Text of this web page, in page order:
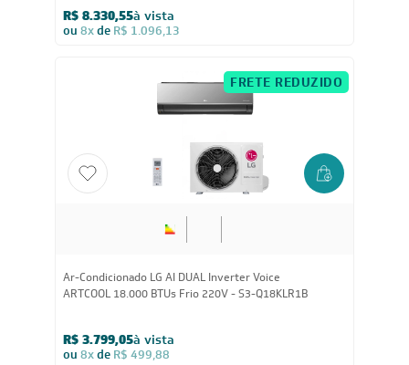
R$ 8.330,55à vista
ou 8xde R$ 1.096,13
FRETE REDUZIDO
Ar-Condicionado LG AI DUAL Inverter Voice
ARTCOOL 18.000 BTUs Frio 220V - S3-Q18KLR1B
R$ 3.799,05à vista
ou 8xde R$ 499,88